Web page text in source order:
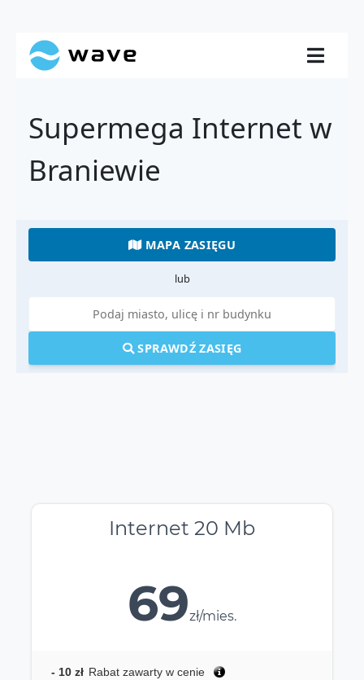
Supermega Internet w
Braniewie
MAPA ZASIĘGU
lub
SPRAWDŹ ZASIĘG
Internet 20 Mb
69zł/mies.
- 10 zł Rabat zawarty w cenie